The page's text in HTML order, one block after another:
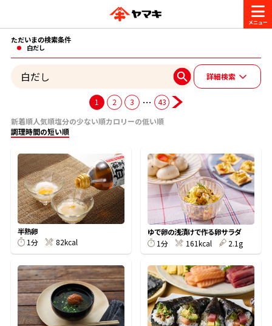
商品情報
ヤマキ『めんつゆ』 ヤマキ 割烹白だし
レシピ
おいしいレシピを探す
おいしいレシピトップ
主食レシピ
主菜レシピ
汁物レシピ
時短レシピ
かつお節・だしを楽しむ
かつお節・だしを知る
だしの取り方
かつお節の削り方
かつお節・だしをもっと知る
ヤマキ かつお節プラス®
CM・キャンペーン
キャンペーン一覧
企業・採用情報
企業情報
- 百年対話
- ヤマキ かつお節プラス®
お問い合わせ
ヤマキお客様相談室
オンラインショップ
コミュニティサイト
ただいまの検索条件
白だし
詳細検索
1 2 3 …
43
新着順人気順塩分の少ない順カロリーの低い順
調理時間の短い順
半熟卵
1分
82kcal
ゆで卵の浅漬けで作る卵サラダ
1分
161kcal 2.1g